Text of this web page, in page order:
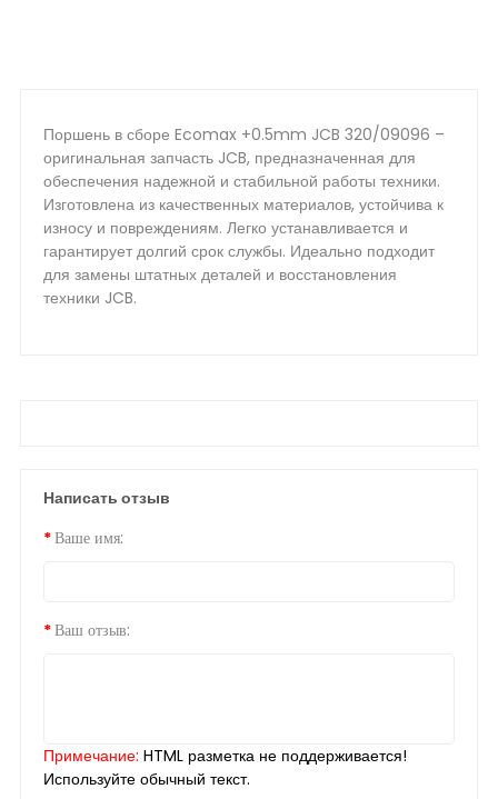
Поршень в сборе Ecomax +0.5mm JCB 320/09096 –
оригинальная запчасть JCB, предназначенная для
обеспечения надежной и стабильной работы техники.
Изготовлена из качественных материалов, устойчива к
износу и повреждениям. Легко устанавливается и
гарантирует долгий срок службы. Идеально подходит
для замены штатных деталей и восстановления
техники JCB.
Написать отзыв
Ваше имя:
Ваш отзыв:
Примечание: HTML разметка не поддерживается!
Используйте обычный текст.